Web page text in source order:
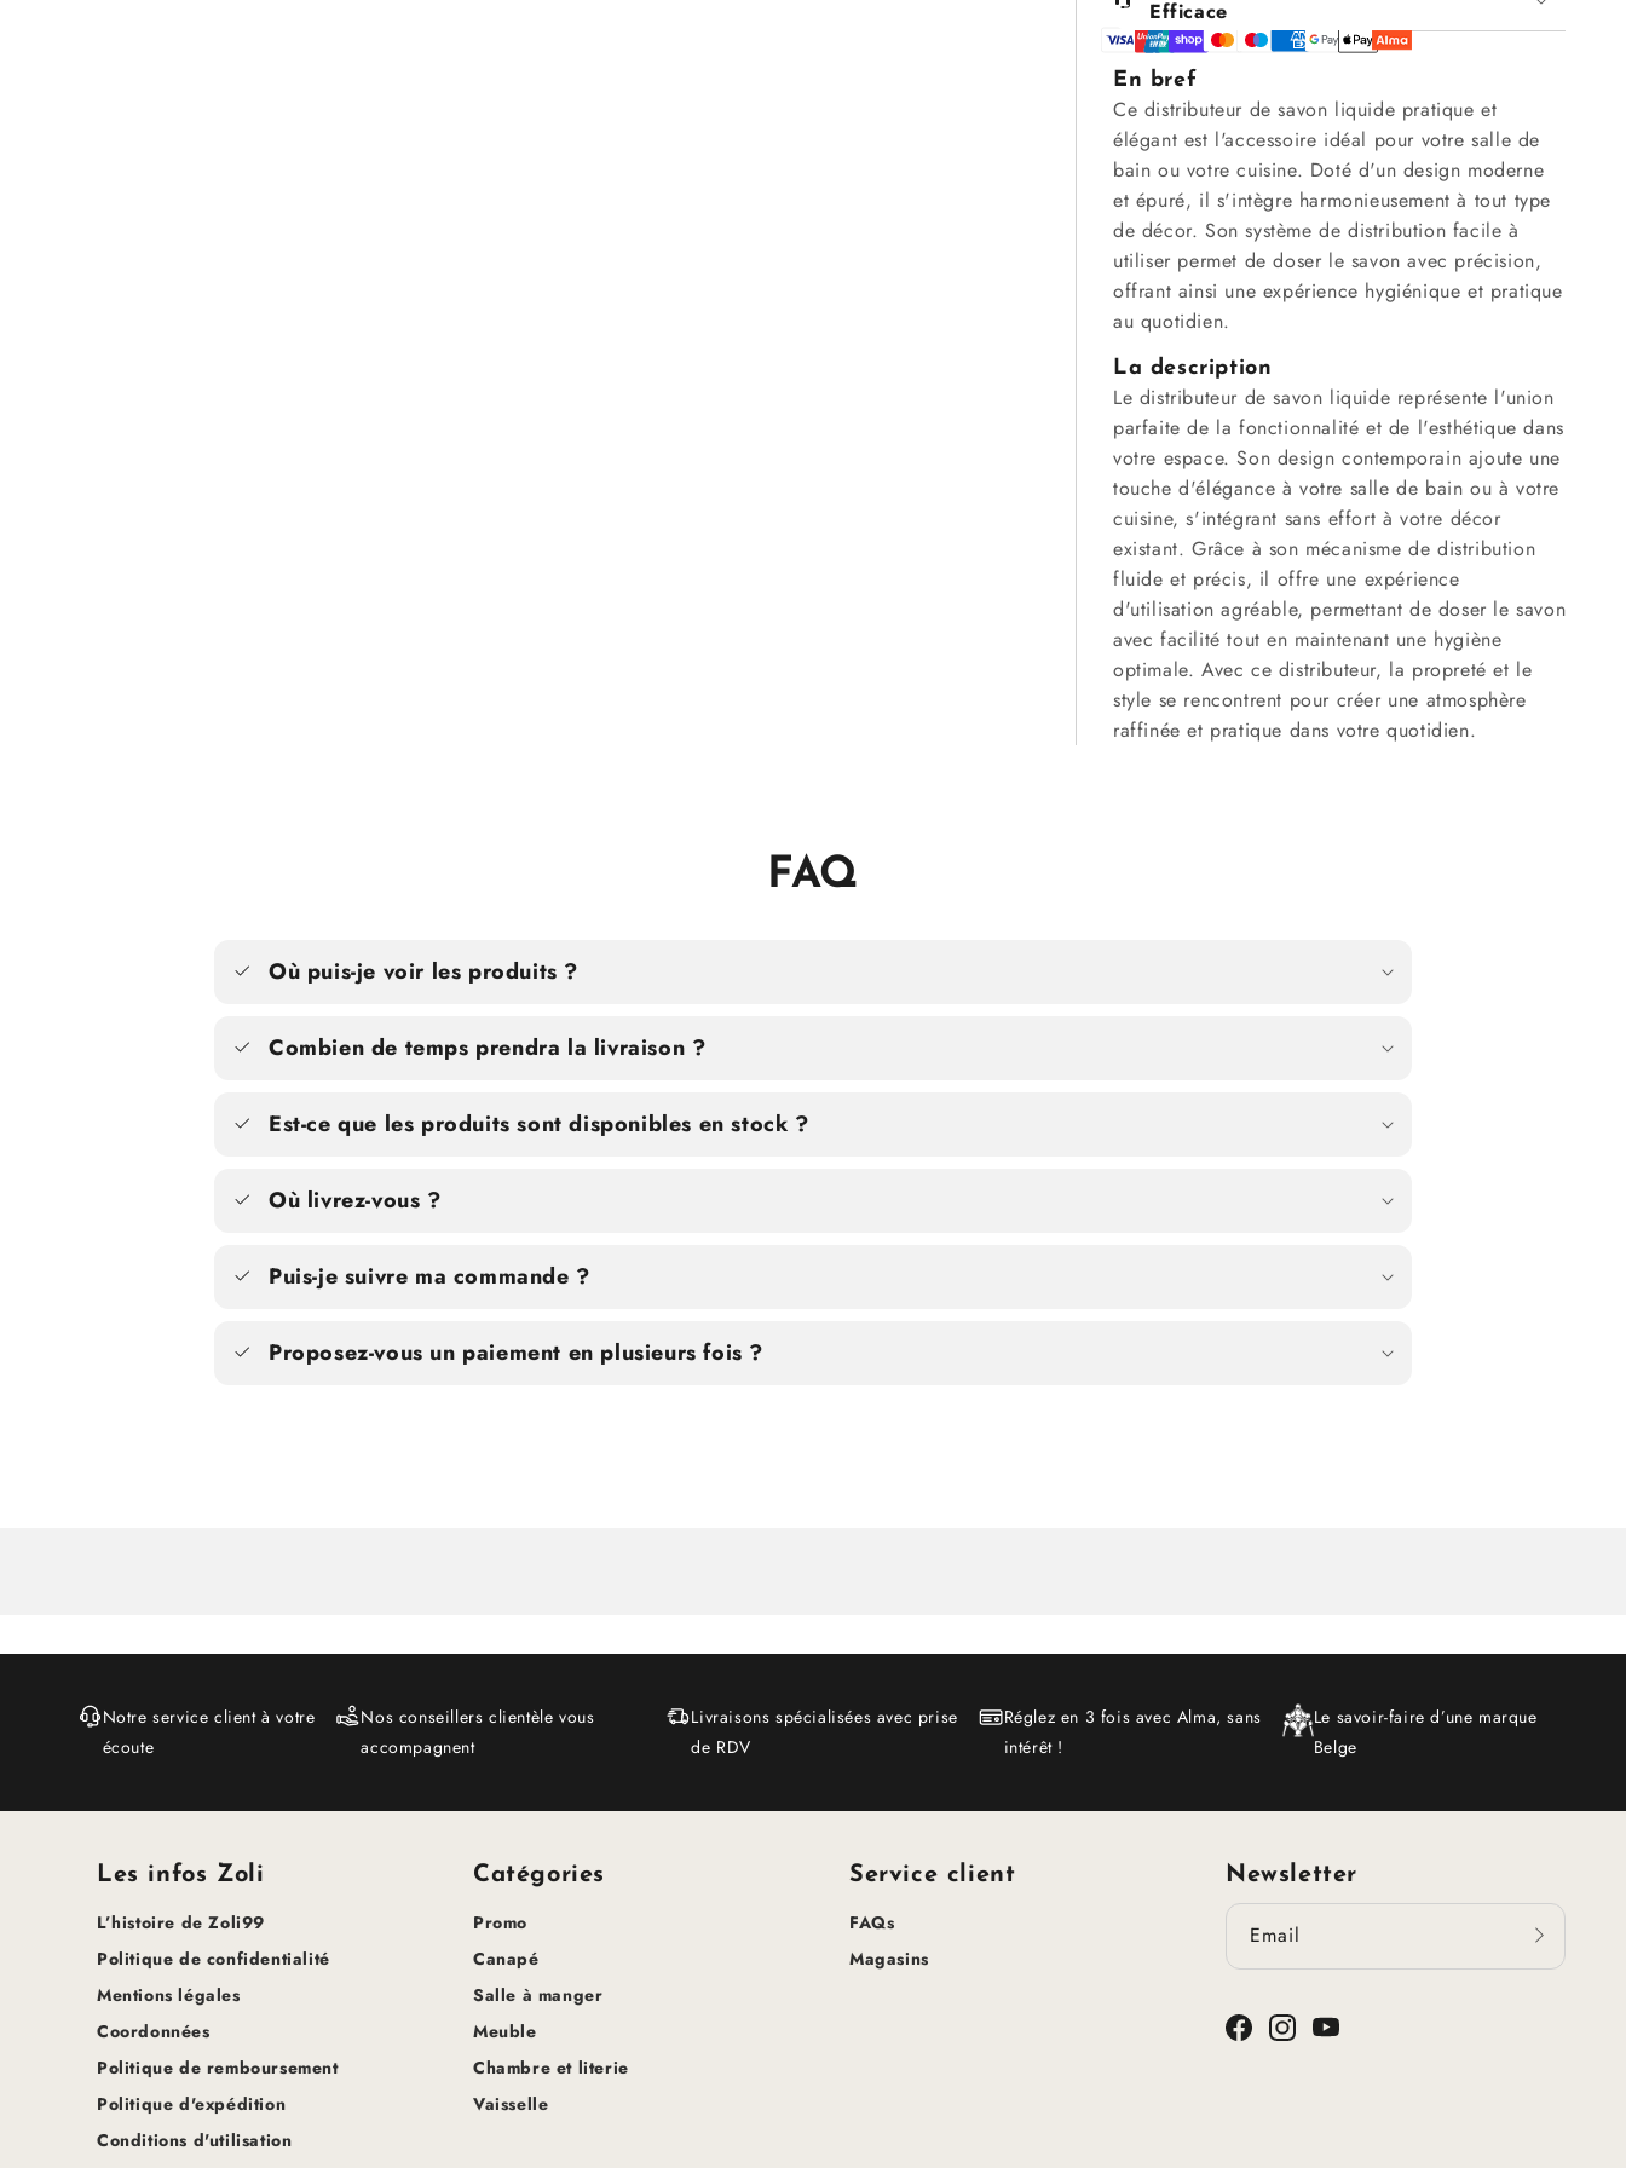
Efficace
En bref
Ce distributeur de savon liquide pratique et
élégant est l'accessoire idéal pour votre salle de
bain ou votre cuisine. Doté d'un design moderne
et épuré, il s'intègre harmonieusement à tout type
de décor. Son système de distribution facile à
utiliser permet de doser le savon avec précision,
offrant ainsi une expérience hygiénique et pratique
au quotidien.
La description
Le distributeur de savon liquide représente l'union
parfaite de la fonctionnalité et de l'esthétique dans
votre espace. Son design contemporain ajoute une
touche d'élégance à votre salle de bain ou à votre
cuisine, s'intégrant sans effort à votre décor
existant. Grâce à son mécanisme de distribution
fluide et précis, il offre une expérience
d'utilisation agréable, permettant de doser le savon
avec facilité tout en maintenant une hygiène
optimale. Avec ce distributeur, la propreté et le
style se rencontrent pour créer une atmosphère
raffinée et pratique dans votre quotidien.
FAQ
Où puis-je voir les produits ?
Combien de temps prendra la livraison ?
Est-ce que les produits sont disponibles en stock ?
Où livrez-vous ?
Puis-je suivre ma commande ?
Proposez-vous un paiement en plusieurs fois ?
Notre service client à votre
écoute
Nos conseillers clientèle vous
accompagnent
Livraisons spécialisées avec prise
de RDV
Réglez en 3 fois avec Alma, sans
intérêt !
Le savoir-faire d’une marque
Belge
Les infos Zoli
L’histoire de Zoli99
Politique de confidentialité
Mentions légales
Coordonnées
Politique de remboursement
Politique d'expédition
Conditions d'utilisation
Catégories
Promo
Canapé
Salle à manger
Meuble
Chambre et literie
Vaisselle
Service client
FAQs
Magasins
Newsletter
Email
FacebookInstagramYouTube